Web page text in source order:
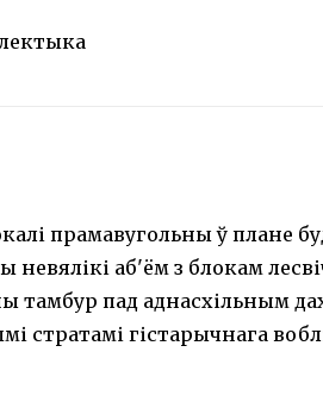
прамавугольны ў плане
невялікі аб'ём з блокам
тамбур пад аднасхільным
стратамі гістарычнага